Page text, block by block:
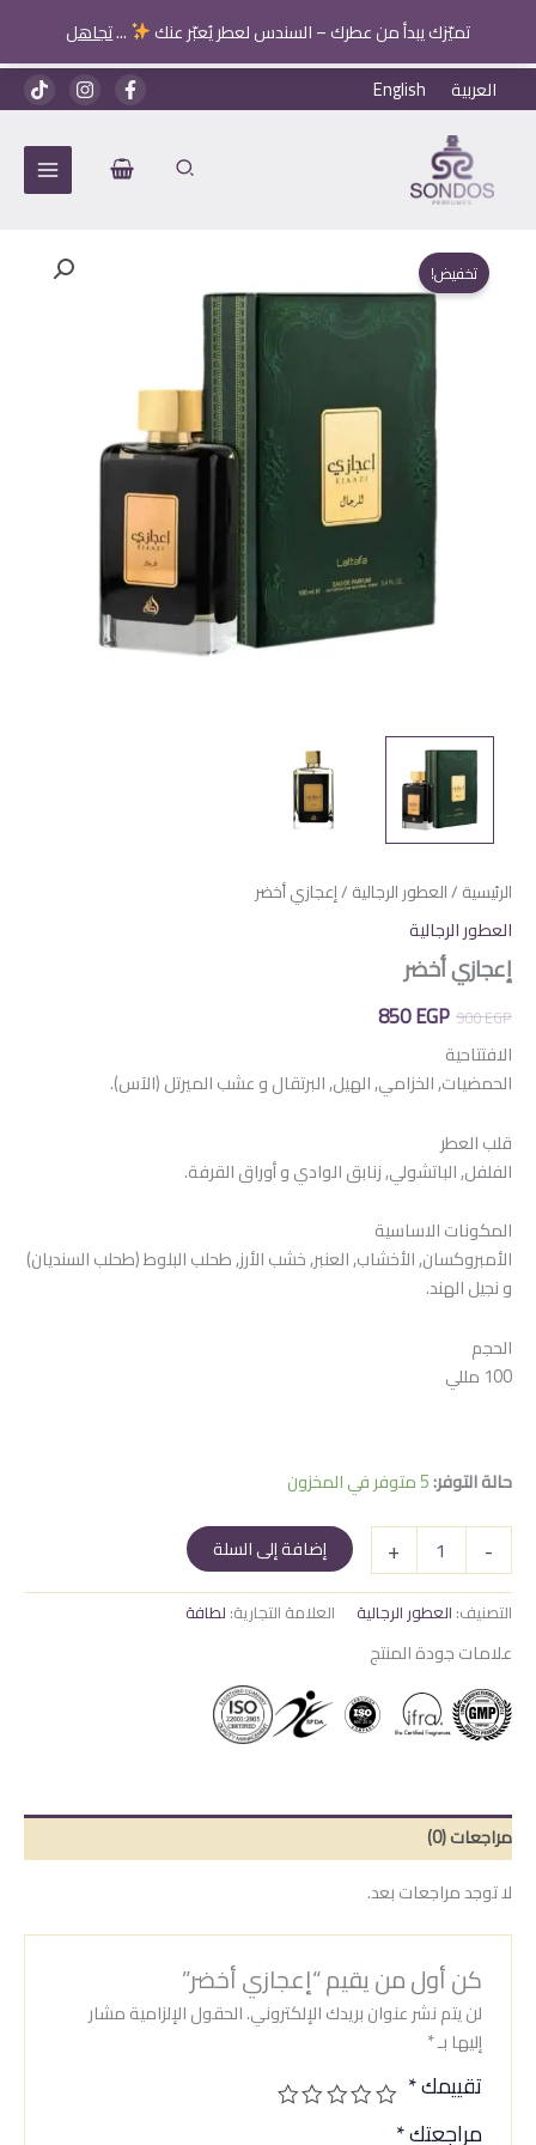
تميّزك يبدأ من عطرك – السندس لعطر يُعبّر عنك ...تجاهل
تخطي
إلى
العربية English
تخفيض!
الرئيسية /العطور الرجالية / إعجازي أخضر
العطور الرجالية
إعجازي أخضر
900EGP
السعر
الأصلي
هو:
900 EGP.
850EGP
السعر
هو:
الافتتاحية
الحمضيات, الخزامي, الهيل, البرتقال و عشب الميرتل (الآس).
قلب العطر
الفلفل, الباتشولي, زنابق الوادي و أوراق القرفة.
المكونات الاساسية
الأمبروكسان, الأخشاب, العنبر, خشب الأرز, طحلب البلوط (طحلب السنديان)
و نجيل الهند.
الحجم
100 مللي
حالة التوفر:5 متوفر في المخزون
-
كمية
إعجازي
أخضر
+ إضافة إلى السلة
التصنيف: العطور الرجالية العلامة التجارية: لطافة
علامات جودة المنتج
مراجعات (0)
لا توجد مراجعات بعد.
كن أول من يقيم “إعجازي أخضر”
لن يتم نشر عنوان بريدك الإلكتروني.الحقول الإلزامية مشار
إليها بـ*
تقييمك*
مراجعتك*